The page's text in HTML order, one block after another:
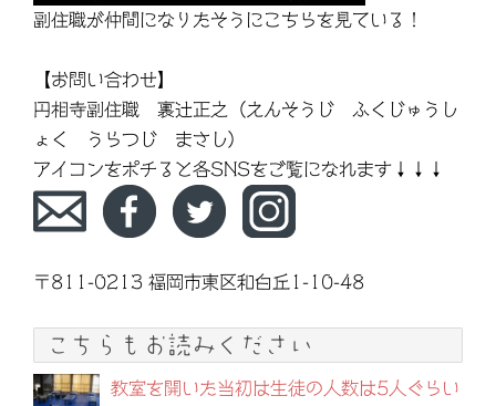
副住職が仲間になりたそうにこちらを見ている！
【お問い合わせ】
円相寺副住職 裏辻正之（えんそうじ ふくじゅうし
ょく うらつじ まさし）
アイコンをポチると各SNSをご覧になれます↓↓↓
〒811-0213 福岡市東区和白丘1-10-48
こちらもお読みください
教室を開いた当初は生徒の人数は5人ぐらい